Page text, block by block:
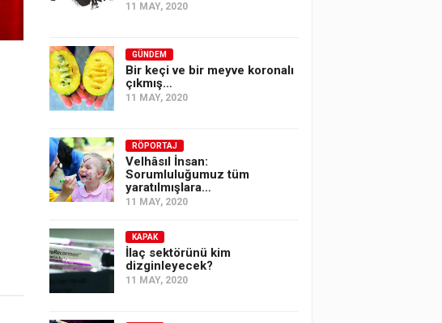
11 MAY, 2020
GÜNDEM
Bir keçi ve bir meyve koronalı
çıkmış…
11 MAY, 2020
RÖPORTAJ
Velhâsıl İnsan:
Sorumluluğumuz tüm
yaratılmışlara…
11 MAY, 2020
KAPAK
İlaç sektörünü kim
dizginleyecek?
11 MAY, 2020